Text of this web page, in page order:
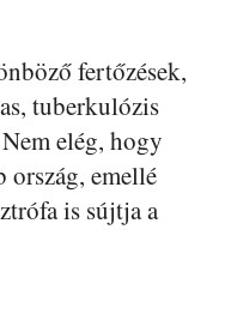
fertőzések,
tuberkulózis
elég, hogy
ország, emellé
is sújtja a